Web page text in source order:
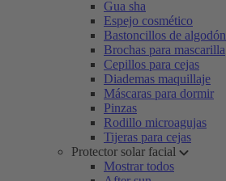
Gua sha
Espejo cosmético
Bastoncillos de algodón
Brochas para mascarilla
Cepillos para cejas
Diademas maquillaje
Máscaras para dormir
Pinzas
Rodillo microagujas
Tijeras para cejas
Protector solar facial
Mostrar todos